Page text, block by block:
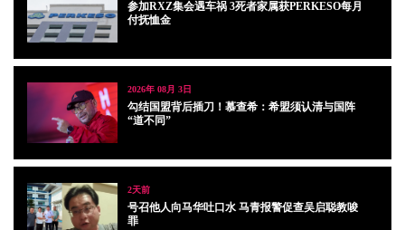
参加RXZ集会遇车祸 3死者家属获PERKESO每月
付抚恤金
2026年 08月 3日
勾结国盟背后插刀！慕查希：希盟须认清与国阵
“道不同”
2天前
号召他人向马华吐口水 马青报警促查吴启聪教唆
罪